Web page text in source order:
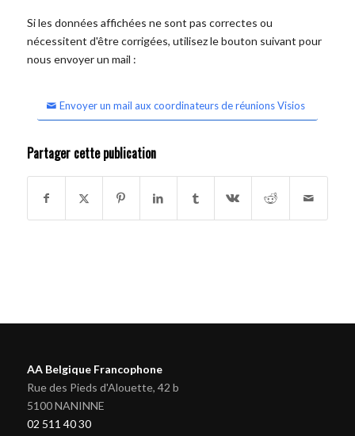
Si les données affichées ne sont pas correctes ou
nécessitent d'être corrigées, utilisez le bouton suivant pour
nous envoyer un mail :
Envoyer un mail aux coordinateurs de réunions Visios
Partager cette publication
AA Belgique Francophone
Rue des Pieds d'Alouette, 42 b
5100 NANINNE
02 511 40 30